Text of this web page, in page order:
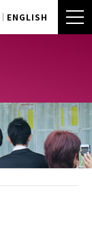
ENGLISH